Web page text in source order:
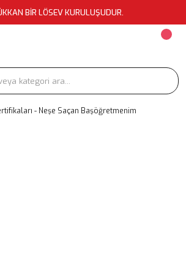
BİR LÖSEV KURULUŞUDUR.